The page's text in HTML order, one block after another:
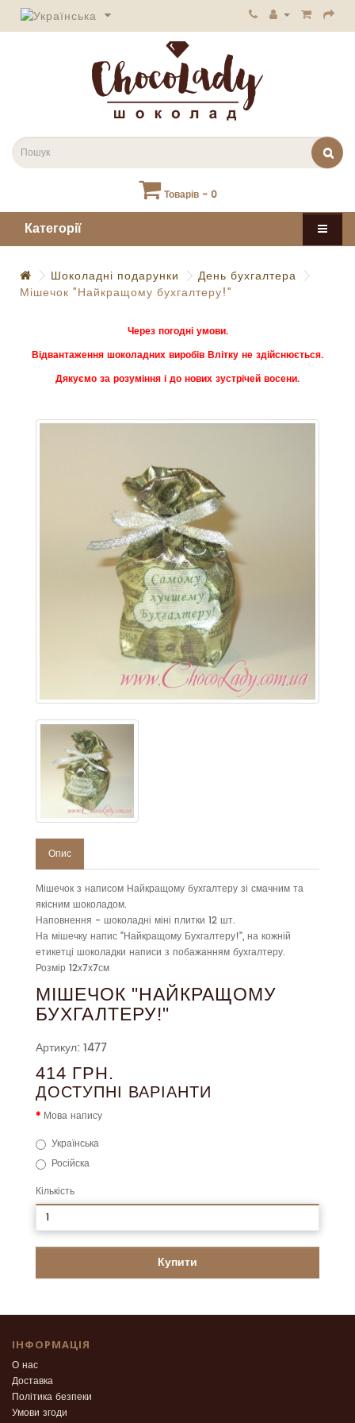
Товарів - 0
Категорії
Шоколадні подарунки
День бухгалтера
Мішечок "Найкращому бухгалтеру!"
Через погодні умови.
Відвантаження шоколадних виробів Влітку не здійснюється.
Дякуємо за розуміння і до нових зустрічей восени.
Опис
Мішечок з написом Найкращому бухгалтеру зі смачним та
якісним шоколадом.
Наповнення - шоколадні міні плитки 12 шт.
На мішечку напис "Найкращому Бухгалтеру!", на кожній
етикетці шоколадки написи з побажанням бухгалтеру.
Розмір 12х7х7см
МІШЕЧОК "НАЙКРАЩОМУ
БУХГАЛТЕРУ!"
Артикул: 1477
414 ГРН.
ДОСТУПНІ ВАРІАНТИ
Мова напису
Українська
Російска
Кількість
Купити
ІНФОРМАЦІЯ
О нас
Доставка
Політика безпеки
Умови згоди